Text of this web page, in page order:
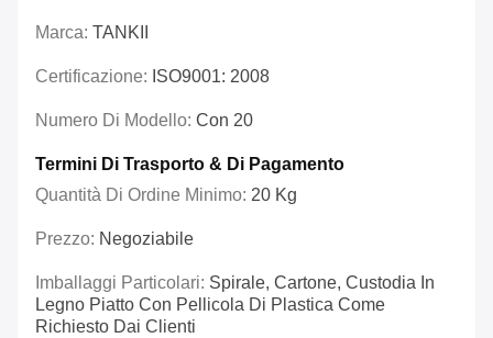
Marca: TANKII
Certificazione: ISO9001: 2008
Numero Di Modello: Con 20
Termini Di Trasporto & Di Pagamento
Quantità Di Ordine Minimo: 20 Kg
Prezzo: Negoziabile
Imballaggi Particolari: Spirale, Cartone, Custodia In
Legno Piatto Con Pellicola Di Plastica Come
Richiesto Dai Clienti